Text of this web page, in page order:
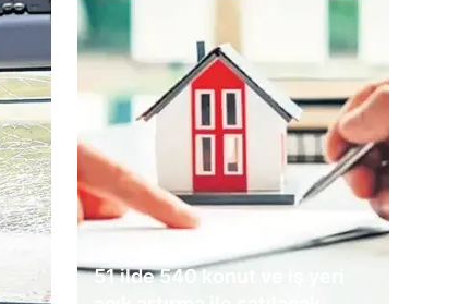
51 ilde 540 konut ve iş yeri